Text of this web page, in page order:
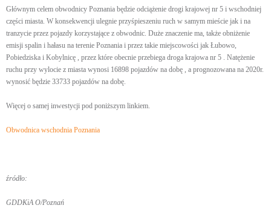
Głównym celem obwodnicy Poznania będzie odciążenie drogi krajowej nr 5 i wschodniej
części miasta. W konsekwencji ulegnie przyśpieszeniu ruch w samym mieście jak i na
tranzycie przez pojazdy korzystające z obwodnic. Duże znaczenie ma, także obniżenie
emisji spalin i hałasu na terenie Poznania i przez takie miejscowości jak Łubowo,
Pobiedziska i Kobylnicę , przez które obecnie przebiega droga krajowa nr 5 . Natężenie
ruchu przy wylocie z miasta wynosi 16898 pojazdów na dobę , a prognozowana na 2020r.
wynosić będzie 33733 pojazdów na dobę.
Więcej o samej inwestycji pod poniższym linkiem.
Obwodnica wschodnia Poznania
źródło:
GDDKiA O/Poznań